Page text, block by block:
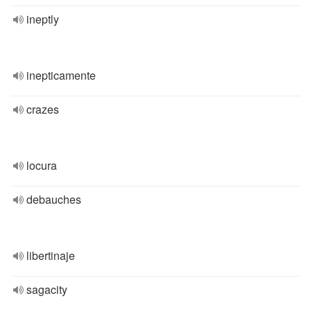
ineptly
inepticamente
crazes
locura
debauches
libertinaje
sagacity